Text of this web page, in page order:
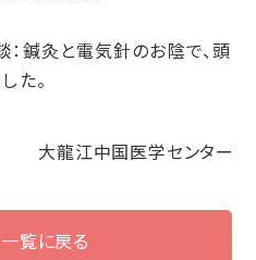
鍼灸と電気針のお陰で、頭
た。
大龍江中国医学センター
覧に戻る